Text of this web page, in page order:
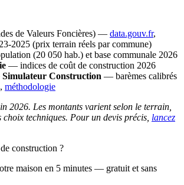
de Valeurs Foncières) — data.gouv.fr,
2025 (prix terrain réels par commune)
(20 050 hab.) et base communale 2026
— indices de coût de construction 2026
Simulateur Construction — barèmes calibrés
méthodologie
2026. Les montants varient selon le terrain,
choix techniques. Pour un devis précis, lancez
construction ?
maison en 5 minutes — gratuit et sans